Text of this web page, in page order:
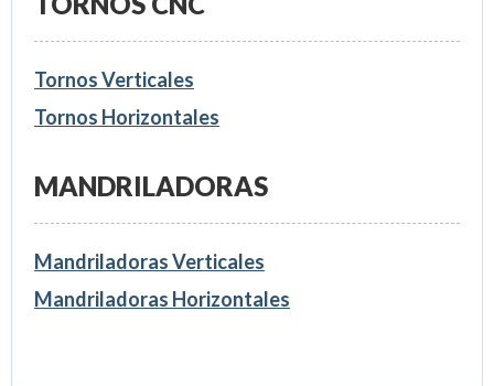
Tornos Verticales
Tornos Horizontales
MANDRILADORAS
Mandriladoras Verticales
Mandriladoras Horizontales